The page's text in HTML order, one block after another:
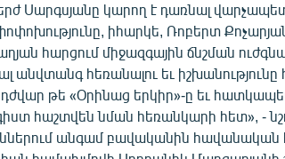
Սարգսյանը կարող է դառնալ
իհարկե, Ռոբերտ
հարցում միջազգային ճնշման
անվտանգ հեռանալու եւ իշխանությունը
թե «Օրինաց երկիր»-ը եւ
հաշտվեն նման հեռանկարի հետ», -
անգամ բավականին հավանական